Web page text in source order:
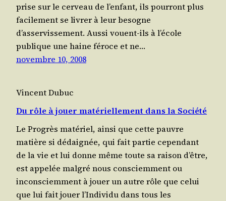
prise sur le cer­veau de l’en­fant, ils pour­ront plus
faci­le­ment se livrer à leur besogne
d’asservissement. Aus­si vouent-ils à l’é­cole
publique une haine féroce et ne…
novembre 10, 2008
Vincent Dubuc
Du rôle à jouer matériellement dans la Société
Le Pro­grès maté­riel, ain­si que cette pauvre
matière si dédai­gnée, qui fait par­tie cepen­dant
de la vie et lui donne même toute sa rai­son d’être,
est appe­lée mal­gré nous consciem­ment ou
incons­ciem­ment à jouer un autre rôle que celui
que lui fait jouer l’In­di­vi­du dans tous les